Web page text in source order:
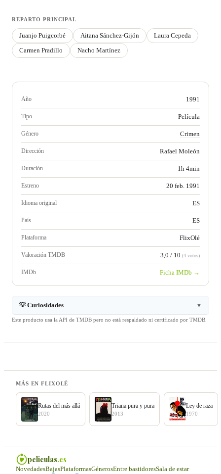
REPARTO PRINCIPAL
Juanjo Puigcorbé Aitana Sánchez-Gijón
Laura Cepeda
Carmen Pradillo
Nacho Martínez
Año 1991
Tipo Película
Género Crimen
Dirección Rafael Moleón
Duración 1h 4min
Estreno 20 feb. 1991
Idioma original ES
País ES
Plataforma FlixOlé
Valoración TMDB 3,0 / 10 (4 votos)
IMDb Ficha IMDb →
💡 Curiosidades ▼
Este producto usa la API de TMDB pero no está respaldado ni certificado por TMDB.
MÁS EN FLIXOLÉ
Rutas del más allá
2020
Triana pura y pura
2013
Ley de raza
1970
peliculas.es
NovedadesBajasPlataformasGénerosEntre bastidoresSala de estar